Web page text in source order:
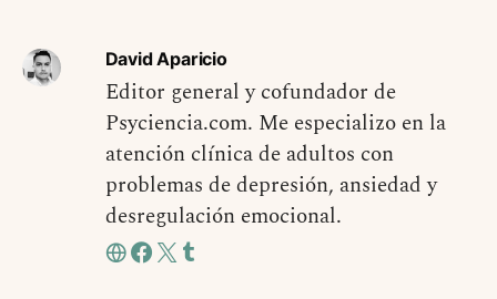
David Aparicio
Editor general y cofundador de
Psyciencia.com. Me especializo en la
atención clínica de adultos con
problemas de depresión, ansiedad y
desregulación emocional.